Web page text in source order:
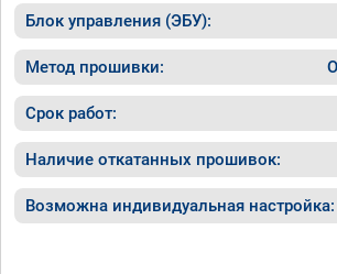
Блок управления (ЭБУ):
Метод прошивки:
Срок работ:
Наличие откатанных прошивок:
Возможна индивидуальная настройка: